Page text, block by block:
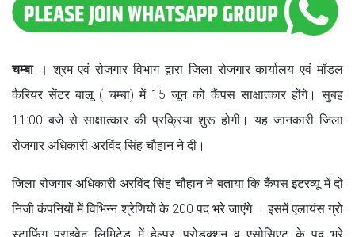
चम्बा ।श्रम एवं रोजगार विभाग द्वारा जिला रोजगार कार्यालय एवं मॉडल
कैरियर सेंटर बालू ( चम्बा) में 15 जून को कैंपस साक्षात्कार होंगे। सुबह
11:00 बजे से साक्षात्कार की प्रक्रिया शुरू होगी। यह जानकारी जिला
रोजगार अधिकारी अरविंद सिंह चौहान ने दी।
जिला रोजगार अधिकारी अरविंद सिंह चौहान ने बताया कि कैंपस इंटरव्यू में दो
निजी कंपनियों में विभिन्न श्रेणियों के 200 पद भरे जाएंगे । इसमें एलायंस ग्रो